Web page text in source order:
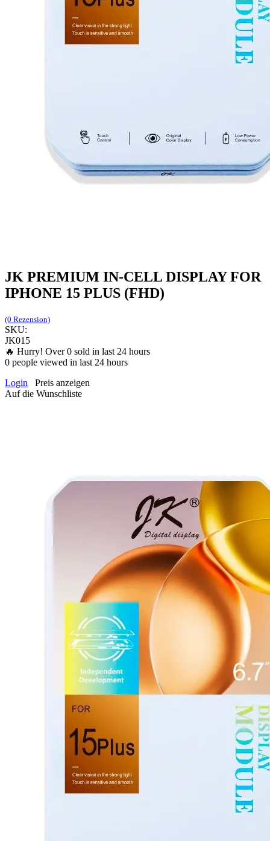
JK PREMIUM IN-CELL DISPLAY FOR
IPHONE 15 PLUS (FHD)
(0 Rezension)
SKU:
JK015
🔥 Hurry! Over0 sold in last 24 hours
0 people viewed in last 24 hours
Login
Preis anzeigen
Auf die Wunschliste